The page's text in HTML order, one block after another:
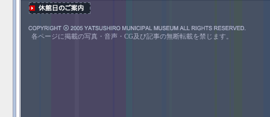
各ページに掲載の写真・音声・CG及び記事の無断転載を禁じます。